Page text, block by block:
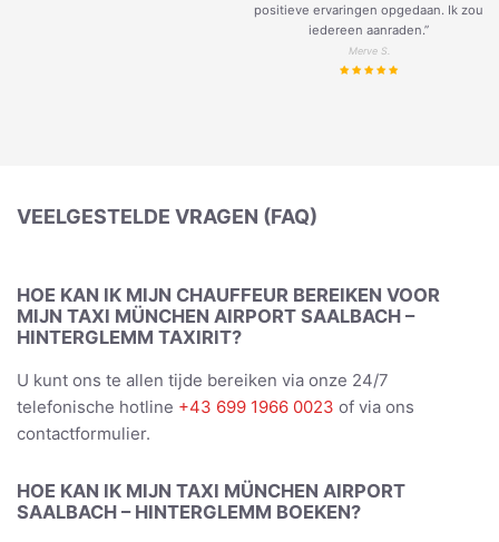
positieve ervaringen opgedaan. Ik zou
iedereen aanraden.”
Merve S.
VEELGESTELDE VRAGEN (FAQ)
HOE KAN IK MIJN CHAUFFEUR BEREIKEN VOOR
MIJN TAXI MÜNCHEN AIRPORT SAALBACH –
HINTERGLEMM TAXIRIT?
U kunt ons te allen tijde bereiken via onze 24/7
telefonische hotline +43 699 1966 0023 of via ons
contactformulier.
HOE KAN IK MIJN TAXI MÜNCHEN AIRPORT
SAALBACH – HINTERGLEMM BOEKEN?